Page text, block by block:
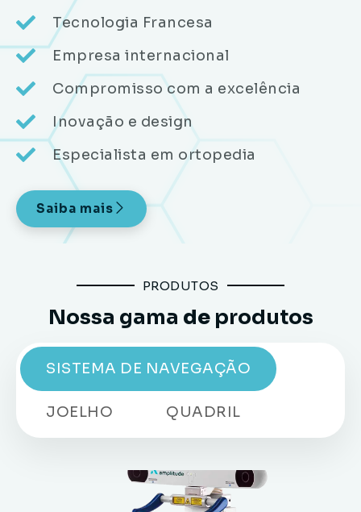
Tecnologia Francesa
Empresa internacional
Compromisso com a excelência
Inovação e design
Especialista em ortopedia
Saiba mais
PRODUTOS
Nossa gama de produtos
SISTEMA DE NAVEGAÇÃO
JOELHO QUADRIL